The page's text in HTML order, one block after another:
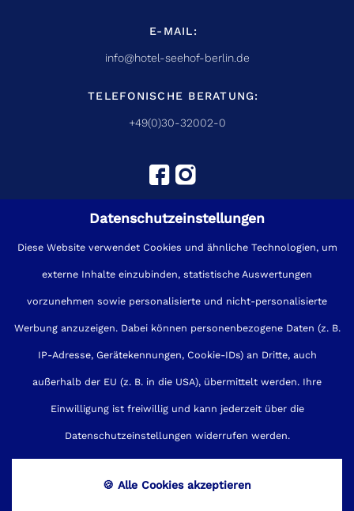
Datenschutzeinstellungen
Diese Website verwendet Cookies und ähnliche Technologien, um
externe Inhalte einzubinden, statistische Auswertungen
vorzunehmen sowie personalisierte und nicht-personalisierte
Werbung anzuzeigen. Dabei können personenbezogene Daten (z. B.
IP-Adresse, Gerätekennungen, Cookie-IDs) an Dritte, auch
außerhalb der EU (z. B. in die USA), übermittelt werden. Ihre
Einwilligung ist freiwillig und kann jederzeit über die
Datenschutzeinstellungen widerrufen werden.
🍪 Alle Cookies akzeptieren
E-MAIL:
info@hotel-seehof-berlin.de
TELEFONISCHE BERATUNG:
+49(0)30-32002-0
Sitemap Kontakt
Datenschutz Cookies AGB